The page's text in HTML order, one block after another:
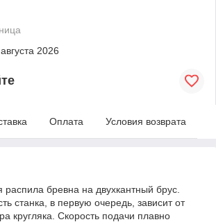
2026
Оплата Условия возврата
бревна на двухкантный брус.
станка, в первую очередь, зависит от
кругляка. Скорость подачи плавно